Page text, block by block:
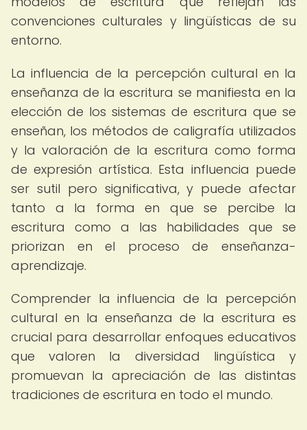
convenciones culturales y lingüísticas de su
entorno.
La influencia de la percepción cultural en la
enseñanza de la escritura se manifiesta en la
elección de los sistemas de escritura que se
enseñan, los métodos de caligrafía utilizados
y la valoración de la escritura como forma
de expresión artística. Esta influencia puede
ser sutil pero significativa, y puede afectar
tanto a la forma en que se percibe la
escritura como a las habilidades que se
priorizan en el proceso de enseñanza-
aprendizaje.
Comprender la influencia de la percepción
cultural en la enseñanza de la escritura es
crucial para desarrollar enfoques educativos
que valoren la diversidad lingüística y
promuevan la apreciación de las distintas
tradiciones de escritura en todo el mundo.